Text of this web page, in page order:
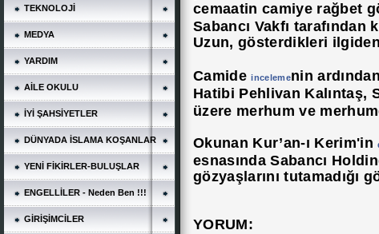
TEKNOLOJİ
MEDYA
YARDIM
AİLE OKULU
İYİ ŞAHSİYETLER
DÜNYADA İSLAMA KOŞANLAR
YENİ FİKİRLER-BULUŞLAR
ENGELLİLER - Neden Ben !!!
GİRİŞİMCİLER
cemaatin camiye rağbet
Sabancı Vakfı tarafından
Uzun, gösterdikleri
Camideincelemenin
Hatibi Pehlivan Kalıntaş,
üzere merhum ve
Okunan Kur’an-ı Kerim'in
esnasında Sabancı
gözyaşlarını tutamadığı
YORUM: